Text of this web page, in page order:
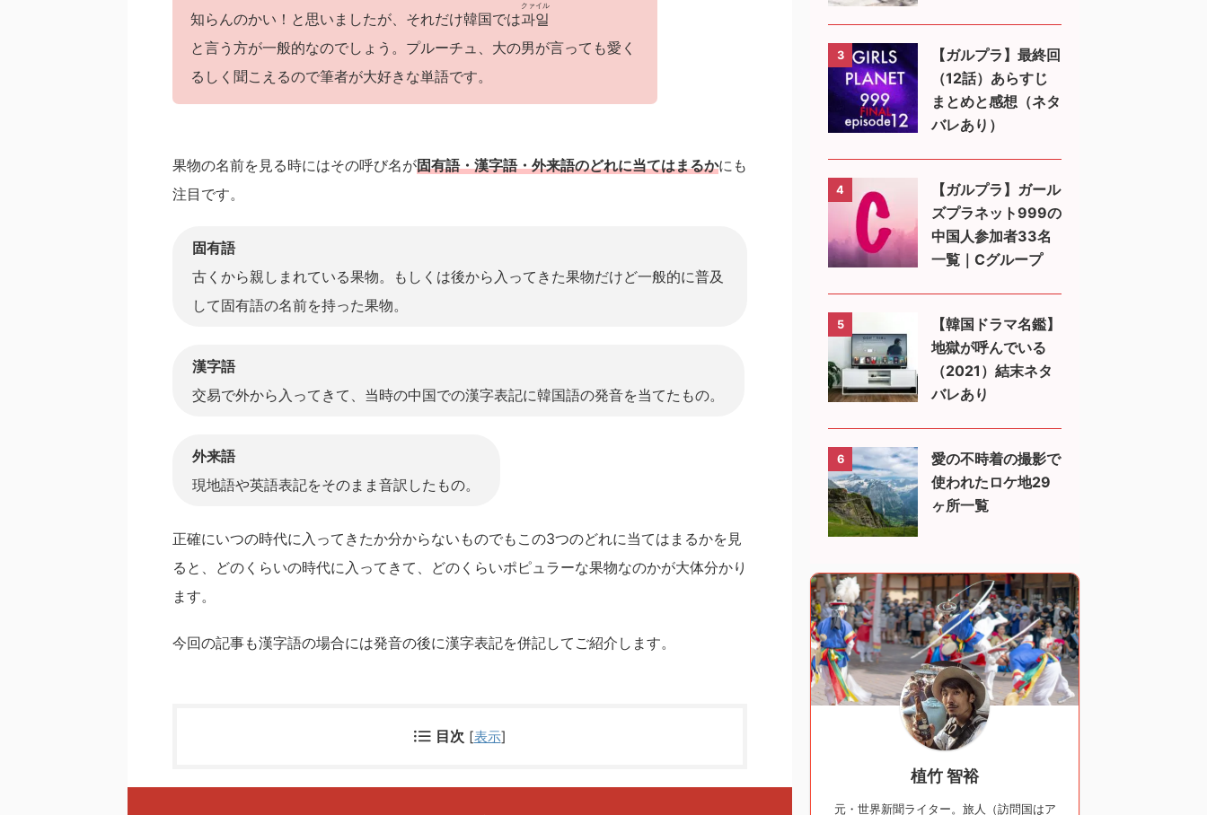
知らんのかい！と思いましたが、それだけ韓国では과일
クァイル
と言う方が一般的なのでしょう。プルーチュ、大の男が言っても愛く
るしく聞こえるので筆者が大好きな単語です。
果物の名前を見る時にはその呼び名が固有語・漢字語・外来語のどれに当てはまるかにも
注目です。
固有語
古くから親しまれている果物。もしくは後から入ってきた果物だけど一般的に普及
して固有語の名前を持った果物。
漢字語
交易で外から入ってきて、当時の中国での漢字表記に韓国語の発音を当てたもの。
外来語
現地語や英語表記をそのまま音訳したもの。
正確にいつの時代に入ってきたか分からないものでもこの3つのどれに当てはまるかを見
ると、どのくらいの時代に入ってきて、どのくらいポピュラーな果物なのかが大体分かり
ます。
今回の記事も漢字語の場合には発音の後に漢字表記を併記してご紹介します。
目次 [表示]
3
【ガルプラ】最終回
（12話）あらすじ
まとめと感想（ネタ
バレあり）
4
【ガルプラ】ガール
ズプラネット999の
中国人参加者33名
一覧｜Cグループ
5
【韓国ドラマ名鑑】
地獄が呼んでいる
（2021）結末ネタ
バレあり
6
愛の不時着の撮影で
使われたロケ地29
ヶ所一覧
植竹 智裕
元・世界新聞ライター。旅人（訪問国はア